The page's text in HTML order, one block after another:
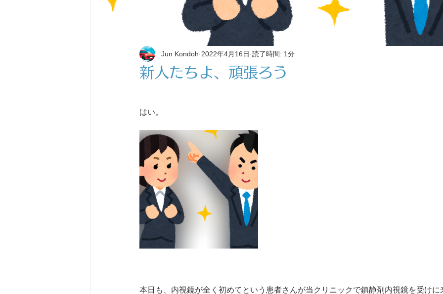
新人たちよ、頑張ろう
Jun Kondoh 2022年4月16日 読了時間: 1分
はい。
本日も、内視鏡が全く初めてという患者さんが当クリニックで鎮静剤内視鏡を受けに